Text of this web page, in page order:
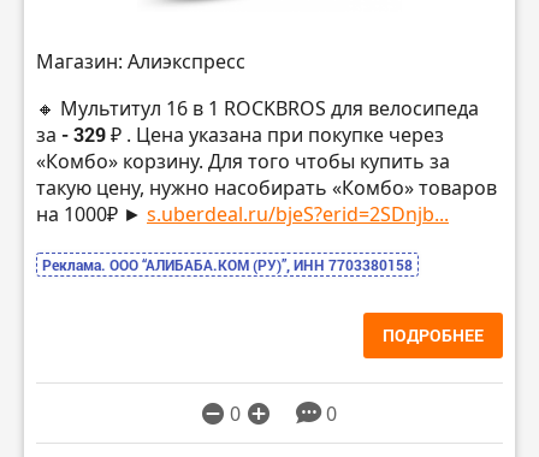
Магазин: Алиэкспресс
🔸 Мультитул 16 в 1 ROCKBROS для велосипеда
за - 329 ₽ . Цена указана при покупке через
«Комбо» корзину. Для того чтобы купить за
такую цену, нужно насобирать «Комбо» товаров
на 1000₽ ► s.uberdeal.ru/bjeS?erid=2SDnjb...
Реклама. ООО “АЛИБАБА.КОМ (РУ)”, ИНН 7703380158
ПОДРОБНЕЕ
0 0